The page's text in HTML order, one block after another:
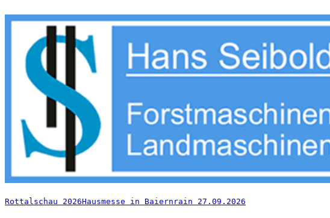
Rottalschau 2026Hausmesse in Baiernrain 27.09.2026